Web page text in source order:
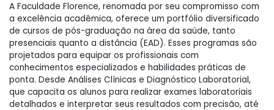
A Faculdade Florence, renomada por seu compromisso com
a excelência acadêmica, oferece um portfólio diversificado
de cursos de pós-graduação na área da saúde, tanto
presenciais quanto a distância (EAD). Esses programas são
projetados para equipar os profissionais com
conhecimentos especializados e habilidades práticas de
ponta. Desde Análises Clínicas e Diagnóstico Laboratorial,
que capacita os alunos para realizar exames laboratoriais
detalhados e interpretar seus resultados com precisão, até